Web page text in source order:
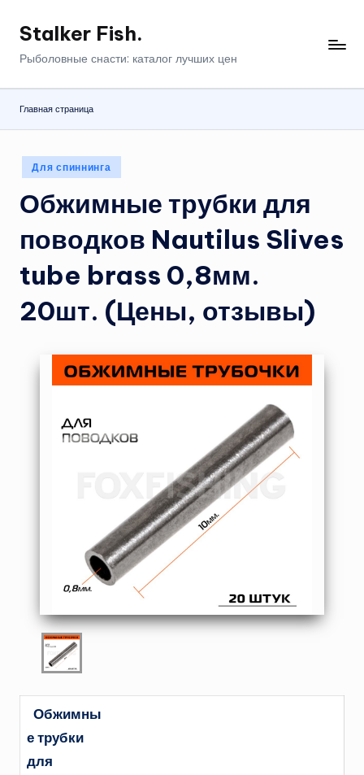
Перейти
Stalker Fish.
Рыболовные снасти: каталог лучших цен
Главная страница
Опубликовано
в
Для спиннинга
Обжимные трубки для
поводков Nautilus Slives
tube brass 0,8мм.
20шт. (Цены, отзывы)
Обжимны
е трубки
для